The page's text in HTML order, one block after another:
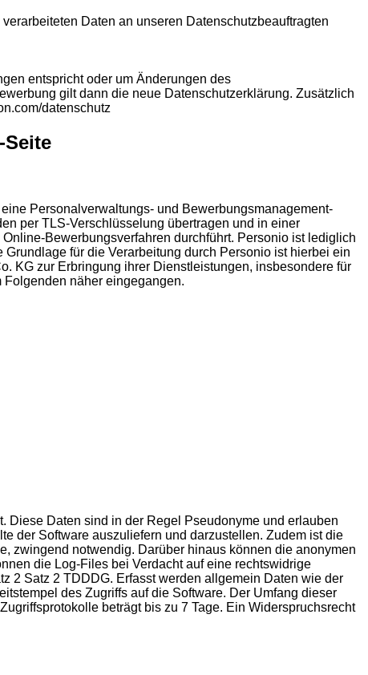
Daten an unseren Datenschutzbeauftragten
entspricht oder um Änderungen des
gilt dann die neue Datenschutzerklärung. Zusätzlich
datenschutz
Personalverwaltungs- und Bewerbungsmanagement-
per TLS-Verschlüsselung übertragen und in einer
Bewerbungsverfahren durchführt. Personio ist lediglich
für die Verarbeitung durch Personio ist hierbei ein
KG zur Erbringung ihrer Dienstleistungen, insbesondere für
näher eingegangen.
Diese Daten sind in der Regel Pseudonyme und erlauben
der Software auszuliefern und darzustellen. Zudem ist die
zwingend notwendig. Darüber hinaus können die anonymen
die Log-Files bei Verdacht auf eine rechtswidrige
2 Satz 2 TDDDG. Erfasst werden allgemein Daten wie der
des Zugriffs auf die Software. Der Umfang dieser
beträgt bis zu 7 Tage. Ein Widerspruchsrecht